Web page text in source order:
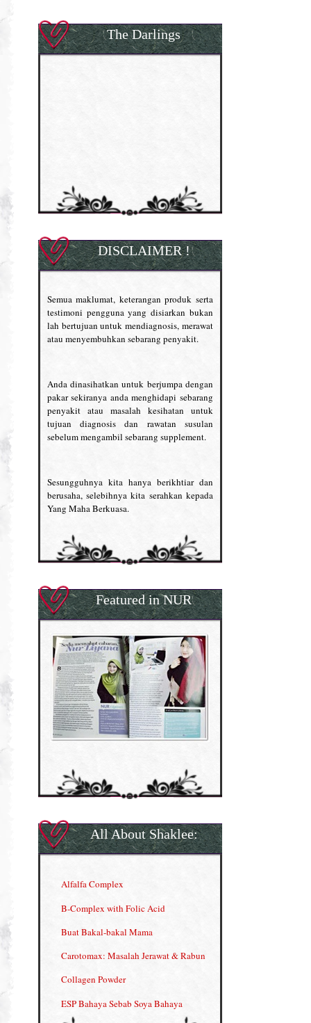
The Darlings
DISCLAIMER !
Semua maklumat, keterangan produk serta
testimoni pengguna yang disiarkan bukan
lah bertujuan untuk mendiagnosis, merawat
atau menyembuhkan sebarang penyakit.
Anda dinasihatkan untuk berjumpa dengan
pakar sekiranya anda menghidapi sebarang
penyakit atau masalah kesihatan untuk
tujuan diagnosis dan rawatan susulan
sebelum mengambil sebarang supplement.
Sesungguhnya kita hanya berikhtiar dan
berusaha, selebihnya kita serahkan kepada
Yang Maha Berkuasa.
Featured in NUR
All About Shaklee:
Alfalfa Complex
B-Complex with Folic Acid
Buat Bakal-bakal Mama
Carotomax: Masalah Jerawat & Rabun
Collagen Powder
ESP Bahaya Sebab Soya Bahaya